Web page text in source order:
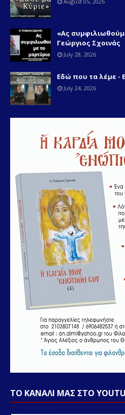
«Ας
Γεώργιος Σχοινάς
July 28, 2026
Εδώ που τα λέμε -
July 24, 2026
ΤΟ ΚΑΝΑΛΙ ΜΑΣ ΣΤΟ